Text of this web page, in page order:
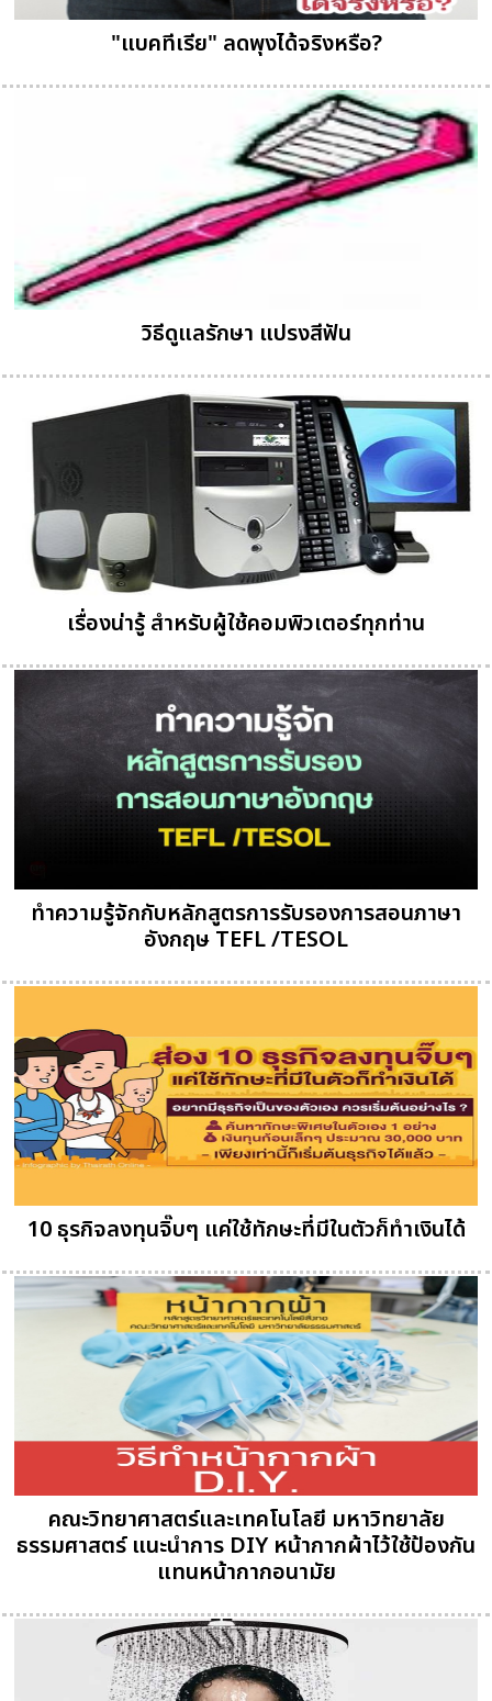
"แบคทีเรีย" ลดพุงได้จริงหรือ?
วิธีดูแลรักษา แปรงสีฟัน
เรื่องน่ารู้ สำหรับผู้ใช้คอมพิวเตอร์ทุกท่าน
ทำความรู้จักกับหลักสูตรการรับรองการสอนภาษา
อังกฤษ TEFL /TESOL
10 ธุรกิจลงทุนจิ๊บๆ แค่ใช้ทักษะที่มีในตัวก็ทำเงินได้
คณะวิทยาศาสตร์และเทคโนโลยี มหาวิทยาลัย
ธรรมศาสตร์ แนะนำการ DIY หน้ากากผ้าไว้ใช้ป้องกัน
แทนหน้ากากอนามัย